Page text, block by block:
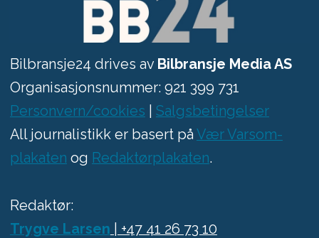
Bilbransje24 drives av Bilbransje Media AS
Organisasjonsnummer: 921 399 731
Personvern/cookies
Salgsbetingelser
All journalistikk er basert på Vær Varsom-
plakaten og Redaktørplakaten.
Redaktør:
Trygve Larsen | +47 41 26 73 10